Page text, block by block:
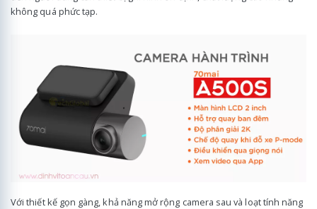
không quá phức tạp.
Với thiết kế gọn gàng, khả năng mở rộng camera sau và loạt tính năng